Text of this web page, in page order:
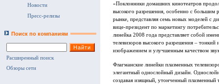
Новости
Пресс-релизы
Поиск по компаниям
Расширенный поиск
Обзоры сети
«Поклонники домашних кинотеатров
высокого разрешения, особенно с большим
рынке, представляя семь новых моделей с
вице-президент по маркетингу
линейка 2008 года представляет собой
телевизоров высокого разрешения –
изображением и улучшенным качеством
Флагманские линейки плазменных
элегантный однослойный дизайн.
создавая изящный, утонченный